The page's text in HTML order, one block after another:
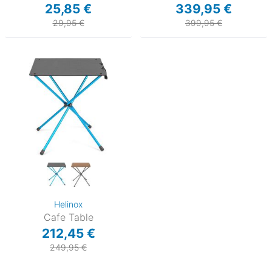
25,85 €
29,95 €
339,95 €
399,95 €
Helinox
Cafe Table
212,45 €
249,95 €